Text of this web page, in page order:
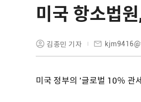
미국 항소법
김종민 기자
미국 정부의 '글로벌 10％ 관